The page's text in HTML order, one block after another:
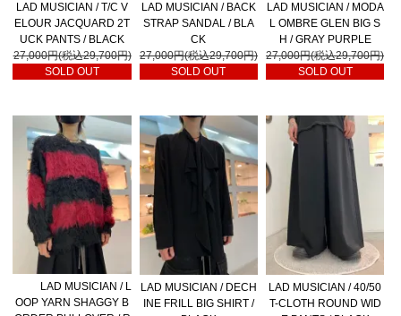
LAD MUSICIAN / T/C V
ELOUR JACQUARD 2T
UCK PANTS / BLACK
27,000円(税込29,700円)
SOLD OUT
LAD MUSICIAN / BACK
STRAP SANDAL / BLA
CK
27,000円(税込29,700円)
SOLD OUT
LAD MUSICIAN / MODA
L OMBRE GLEN BIG S
H / GRAY PURPLE
27,000円(税込29,700円)
SOLD OUT
LAD MUSICIAN / L
OOP YARN SHAGGY B
LAD MUSICIAN / DECH
INE FRILL BIG SHIRT /
LAD MUSICIAN / 40/50
T-CLOTH ROUND WID